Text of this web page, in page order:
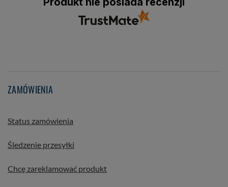
ZAMÓWIENIA
Status zamówienia
Śledzenie przesyłki
Chcę zareklamować produkt